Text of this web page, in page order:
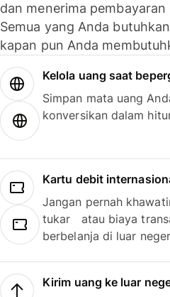
dan menerima
Semua yang Anda
kapan pun Anda
Kelola uang saat
Simpan mata uang
konversikan dalam
Kartu debit
Jangan pernah
tukar atau biaya
berbelanja di luar
Kirim uang ke luar